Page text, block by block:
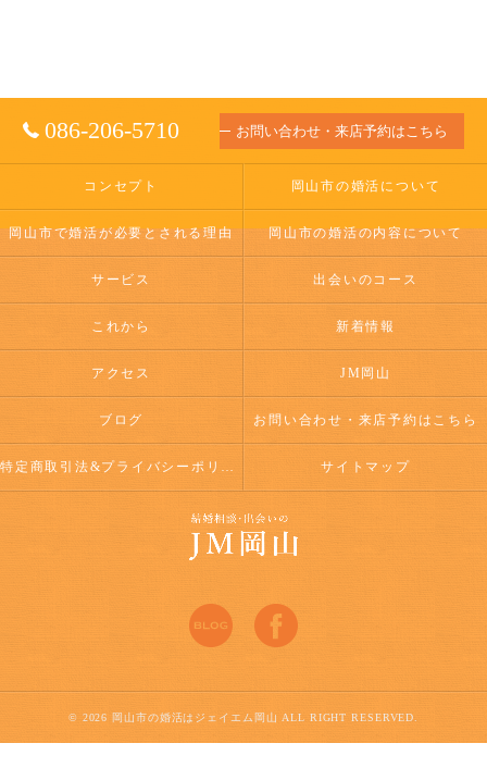
086-206-5710 お問い合わせ・来店予約はこちら
コンセプト 岡山市の婚活について
岡山市で婚活が必要とされる理由 岡山市の婚活の内容について
サービス 出会いのコース
これから 新着情報
アクセス JM岡山
ブログ お問い合わせ・来店予約はこちら
特定商取引法&プライバシーポリシー サイトマップ
© 2026 岡山市の婚活はジェイエム岡山 ALL RIGHT RESERVED.